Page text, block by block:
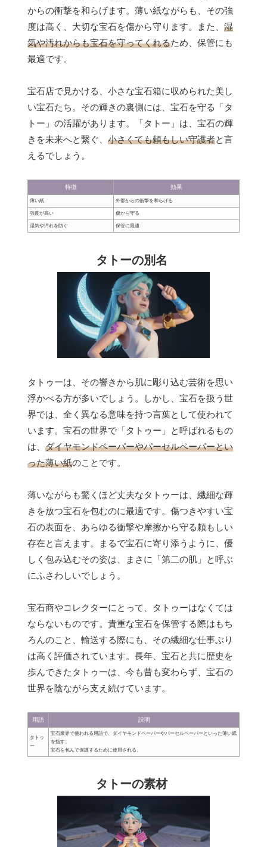
からの衝撃を和らげます。薄い紙ながらも、その強
度は高く、大切な宝石を傷から守ります。また、 湿
気や汚れからも宝石を守ってくれるため、保管にも
最適です。
宝石店で見かける、小さな宝石箱に収められた美し
い宝石たち。その輝きの裏側には、宝石を守る「タ
トー」の活躍があります。「タトー」は、宝石の輝
きを未来へと繋ぐ、 小さくても頼もしい守護者と言
えるでしょう。
特徴 効果
薄い紙 外部からの衝撃を和らげる
強度が高い 傷から守る
湿気や汚れを防ぐ 保管に最適
タトーの別名
タトゥーは、その響きから肌に彫り込む芸術を思い
浮かべる方が多いでしょう。しかし、宝石を扱う世
界では、全く異なる意味を持つ言葉として使われて
います。宝石の世界で「タトゥー」と呼ばれるもの
は、 ダイヤモンドペーパーやパーセルペーパーとい
った薄い紙のことです。
薄いながらも驚くほど丈夫なタトゥーは、繊細な輝
きを放つ宝石を包むのに最適です。傷つきやすい宝
石の表面を、あらゆる衝撃や摩擦から守る頼もしい
存在と言えます。まるで宝石に寄り添うように、優
しく包み込むその姿は、まさに「第二の肌」と呼ぶ
にふさわしいでしょう。
宝石商やコレクターにとって、タトゥーはなくては
ならないものです。貴重な宝石を保管する際はもち
ろんのこと、輸送する際にも、その繊細な仕事ぶり
は高く評価されています。長年、宝石と共に歴史を
歩んできたタトゥーは、今も昔も変わらず、宝石の
世界を陰ながら支え続けています。
用語 説明
タトゥ
ー
宝石業界で使われる用語で、ダイヤモンドペーパーやパーセルペーパーといった薄い紙
を指す。
宝石を包んで保護するために使用される。
タトーの素材